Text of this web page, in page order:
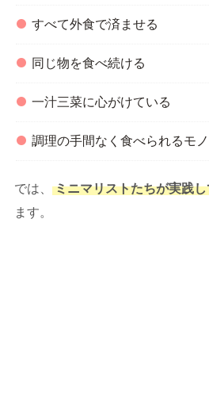
すべて外食で済ませる
同じ物を食べ続ける
一汁三菜に心がけている
調理の手間なく食べられるモ
では、 ミニマリストたちが実践
ます。